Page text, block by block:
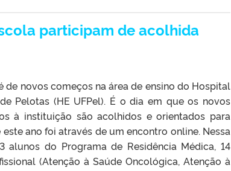
participam de acolhida
de novos começos na área de ensino do Hospital
Pelotas (HE UFPel). É o dia em que os novos
à instituição são acolhidos e orientados para
ano foi através de um encontro online. Nessa
alunos do Programa de Residência Médica, 14
(Atenção à Saúde Oncológica, Atenção à